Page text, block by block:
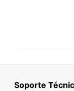
Soporte